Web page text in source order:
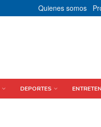
Quienes somos
DEPORTES